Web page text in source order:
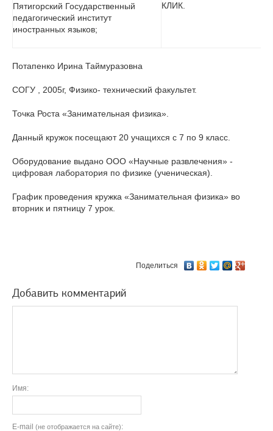
Пятигорский Государственный
педагогический институт
иностранных языков;
КЛИК.
Потапенко Ирина Таймуразовна
СОГУ , 2005г, Физико- технический факультет.
Точка Роста «Занимательная физика».
Данный кружок посещают 20 учащихся с 7 по 9 класс.
Оборудование выдано ООО «Научные развлечения» -
цифровая лаборатория по физике (ученическая).
График проведения кружка «Занимательная физика» во
вторник и пятницу 7 урок.
Поделиться
Добавить комментарий
Имя:
E-mail (не отображается на сайте):